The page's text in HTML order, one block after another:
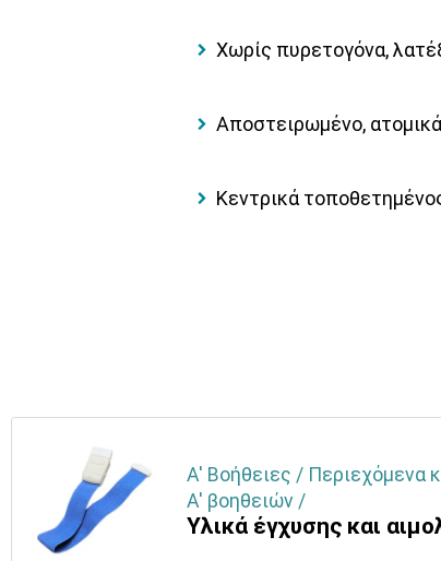
Χωρίς πυρετογόνα,
Αποστειρωμένο,
Κεντρικά
Α' Βοήθειες / Περιεχόμενα
Α' βοηθειών /
Yλικά έγχυσης και